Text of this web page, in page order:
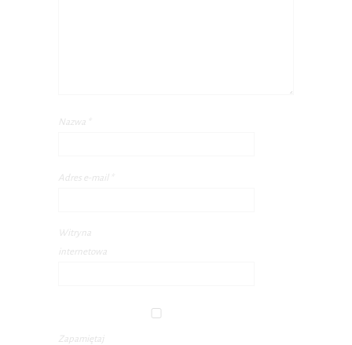
Nazwa
Adres e-mail
Witryna
internetowa
Zapamiętaj